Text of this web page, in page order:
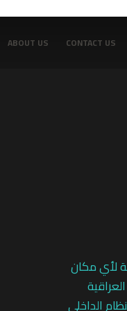
CONTACT US
ABOUT US
لأي مكان
الداخلي